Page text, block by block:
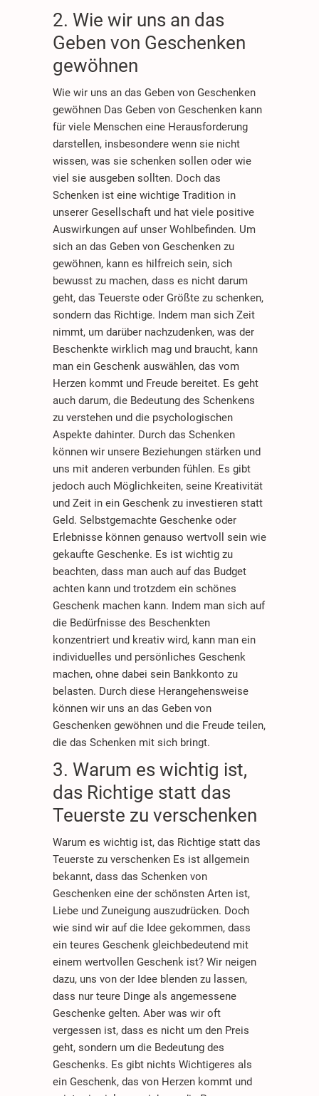
2. Wie wir uns an das
Geben von Geschenken
gewöhnen
Wie wir uns an das Geben von Geschenken
gewöhnen Das Geben von Geschenken kann
für viele Menschen eine Herausforderung
darstellen, insbesondere wenn sie nicht
wissen, was sie schenken sollen oder wie
viel sie ausgeben sollten. Doch das
Schenken ist eine wichtige Tradition in
unserer Gesellschaft und hat viele positive
Auswirkungen auf unser Wohlbefinden. Um
sich an das Geben von Geschenken zu
gewöhnen, kann es hilfreich sein, sich
bewusst zu machen, dass es nicht darum
geht, das Teuerste oder Größte zu schenken,
sondern das Richtige. Indem man sich Zeit
nimmt, um darüber nachzudenken, was der
Beschenkte wirklich mag und braucht, kann
man ein Geschenk auswählen, das vom
Herzen kommt und Freude bereitet. Es geht
auch darum, die Bedeutung des Schenkens
zu verstehen und die psychologischen
Aspekte dahinter. Durch das Schenken
können wir unsere Beziehungen stärken und
uns mit anderen verbunden fühlen. Es gibt
jedoch auch Möglichkeiten, seine Kreativität
und Zeit in ein Geschenk zu investieren statt
Geld. Selbstgemachte Geschenke oder
Erlebnisse können genauso wertvoll sein wie
gekaufte Geschenke. Es ist wichtig zu
beachten, dass man auch auf das Budget
achten kann und trotzdem ein schönes
Geschenk machen kann. Indem man sich auf
die Bedürfnisse des Beschenkten
konzentriert und kreativ wird, kann man ein
individuelles und persönliches Geschenk
machen, ohne dabei sein Bankkonto zu
belasten. Durch diese Herangehensweise
können wir uns an das Geben von
Geschenken gewöhnen und die Freude teilen,
die das Schenken mit sich bringt.
3. Warum es wichtig ist,
das Richtige statt das
Teuerste zu verschenken
Warum es wichtig ist, das Richtige statt das
Teuerste zu verschenken Es ist allgemein
bekannt, dass das Schenken von
Geschenken eine der schönsten Arten ist,
Liebe und Zuneigung auszudrücken. Doch
wie sind wir auf die Idee gekommen, dass
ein teures Geschenk gleichbedeutend mit
einem wertvollen Geschenk ist? Wir neigen
dazu, uns von der Idee blenden zu lassen,
dass nur teure Dinge als angemessene
Geschenke gelten. Aber was wir oft
vergessen ist, dass es nicht um den Preis
geht, sondern um die Bedeutung des
Geschenks. Es gibt nichts Wichtigeres als
ein Geschenk, das von Herzen kommt und